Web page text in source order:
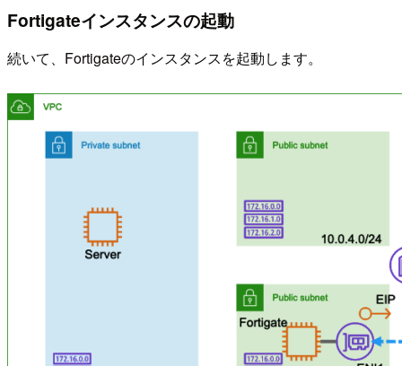
Fortigateインスタンスの起動
続いて、Fortigateのインスタンスを起動します。